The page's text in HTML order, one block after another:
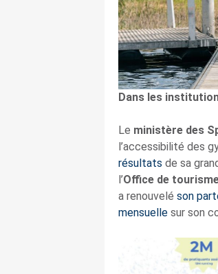
Dans les
Le ministère des
l’accessibilité des
résultats de sa
l’Office de
a renouvelé son
mensuelle sur son